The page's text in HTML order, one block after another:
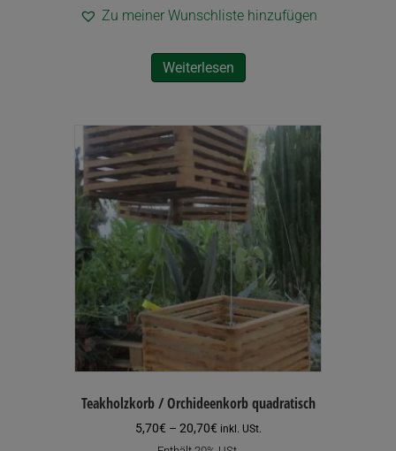
Zu meiner Wunschliste hinzufügen
Weiterlesen
Teakholzkorb / Orchideenkorb quadratisch
5,70€ – 20,70€Preisspanne:
5,70€
inkl. USt.